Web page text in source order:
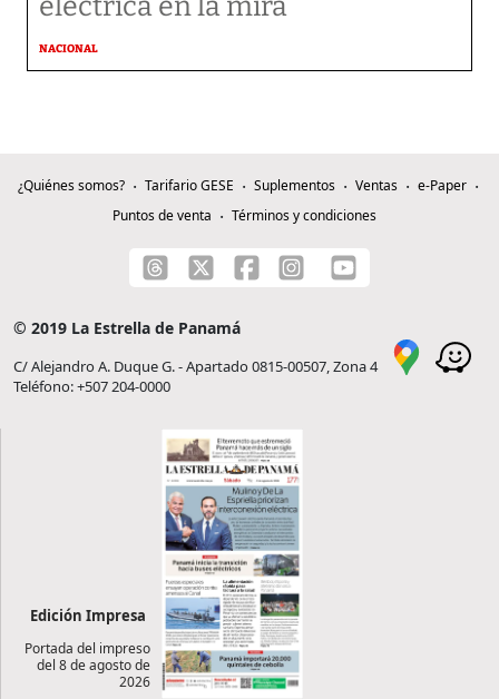
eléctrica en la mira
NACIONAL
¿Quiénes somos? Tarifario GESE Suplementos Ventas
e-Paper
Puntos de venta
Términos y condiciones
© 2019 La Estrella de Panamá
C/ Alejandro A. Duque G. - Apartado 0815-00507, Zona 4
Teléfono: +507 204-0000
Edición Impresa
Portada del impreso
del 8 de agosto de
2026